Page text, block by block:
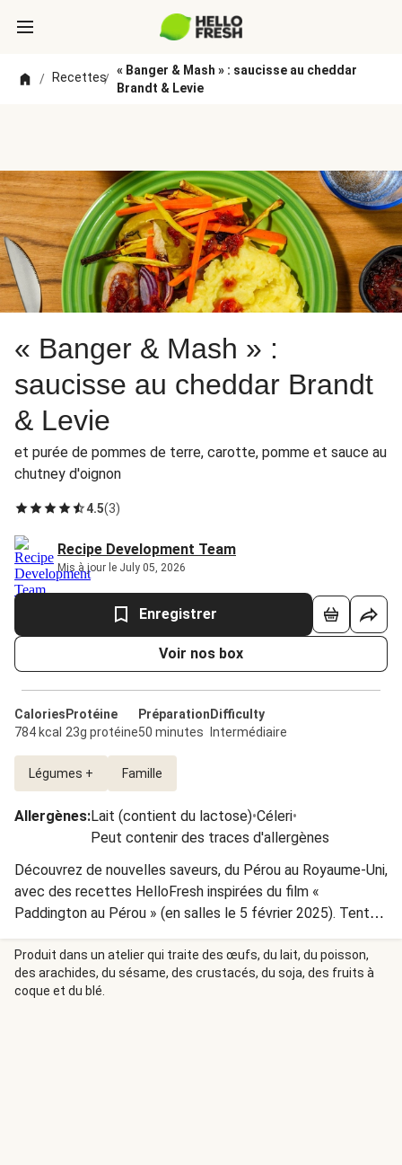
/ Recettes/
« Banger & Mash » : saucisse au cheddar
Brandt & Levie
« Banger & Mash » :
saucisse au cheddar Brandt
& Levie
et purée de pommes de terre, carotte, pomme et sauce au
chutney d'oignon
4.5(3)
Recipe Development Team
Mis à jour le July 05, 2026
Enregistrer
Voir nos box
Calories
784 kcal
Protéine
23g protéine
Préparation
50 minutes
Difficulty
Intermédiaire
Légumes + Famille
Allergènes:Lait (contient du lactose)•Céleri•
Peut contenir des traces d'allergènes
Découvrez de nouvelles saveurs, du Pérou au Royaume-Uni,
avec des recettes HelloFresh inspirées du film «
Paddington au Pérou » (en salles le 5 février 2025). Tentez
de gagner un incroyable voyage à Londres ! Cette
promotion est uniquement pour la Belgique.
Produit dans un atelier qui traite des œufs, du lait, du poisson,
des arachides, du sésame, des crustacés, du soja, des fruits à
coque et du blé.